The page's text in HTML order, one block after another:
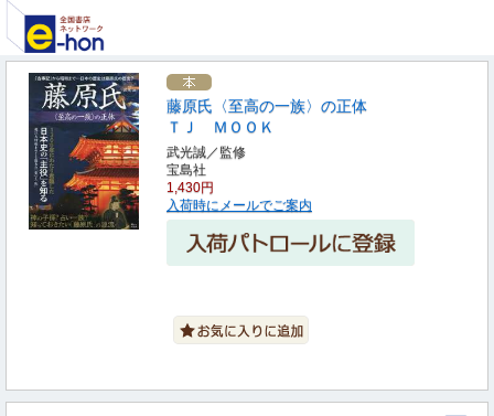
藤原氏〈至高の一族〉の正体
ＴＪ ＭＯＯＫ
武光誠／監修
宝島社
1,430円
入荷時にメールでご案内